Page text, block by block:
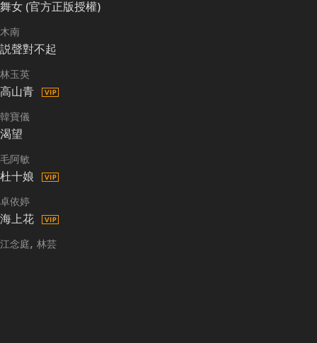
舞女 (官方正版授權)
木南
説聲對不起
林玉英
高山青
韓寶儀
渴望
毛阿敏
杜十娘
卓依婷
海上花
江念庭 林芸